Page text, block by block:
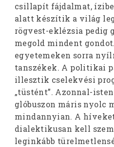
csillapít fájdalmat,
alatt készítik a világ
rögvest-eklézsia pedig
megold mindent
egyetemeken sorra
tanszékek. A politikai
illesztik cselekvési
„tüstént”. Azonnal-
glóbuszon máris nyolc
mindannyian. A
dialektikusan kell
leginkább